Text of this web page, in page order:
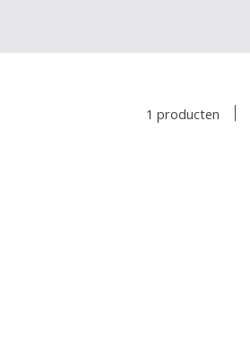
1 producten